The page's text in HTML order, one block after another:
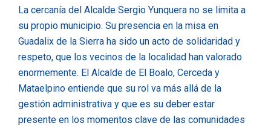
La cercanía del Alcalde Sergio Yunquera no se limita a
su propio municipio. Su presencia en la misa en
Guadalix de la Sierra ha sido un acto de solidaridad y
respeto, que los vecinos de la localidad han valorado
enormemente. El Alcalde de El Boalo, Cerceda y
Mataelpino entiende que su rol va más allá de la
gestión administrativa y que es su deber estar
presente en los momentos clave de las comunidades